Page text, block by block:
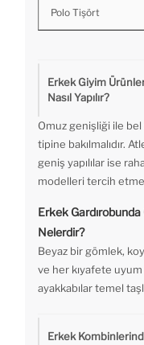
Polo Tişört
Erkek Giyim
Nasıl Yapılır?
Omuz genişliği ile
tipine bakılmalıdır.
geniş yapılılar ise
modelleri tercih
Erkek
Nelerdir?
Beyaz bir gömlek,
ve her kıyafete
ayakkabılar temel
Erkek